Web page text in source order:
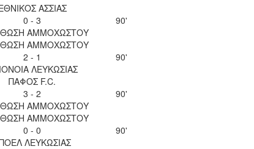
ΑΣΣΙΑΣ
0 - 3
ΑΜΜΟΧΩΣΤΟΥ
90'
ΑΜΜΟΧΩΣΤΟΥ
2 - 1
ΛΕΥΚΩΣΙΑΣ
90'
ΠΑΦΟΣ F.C.
3 - 2
ΑΜΜΟΧΩΣΤΟΥ
90'
ΑΜΜΟΧΩΣΤΟΥ
0 - 0
ΛΕΥΚΩΣΙΑΣ
90'